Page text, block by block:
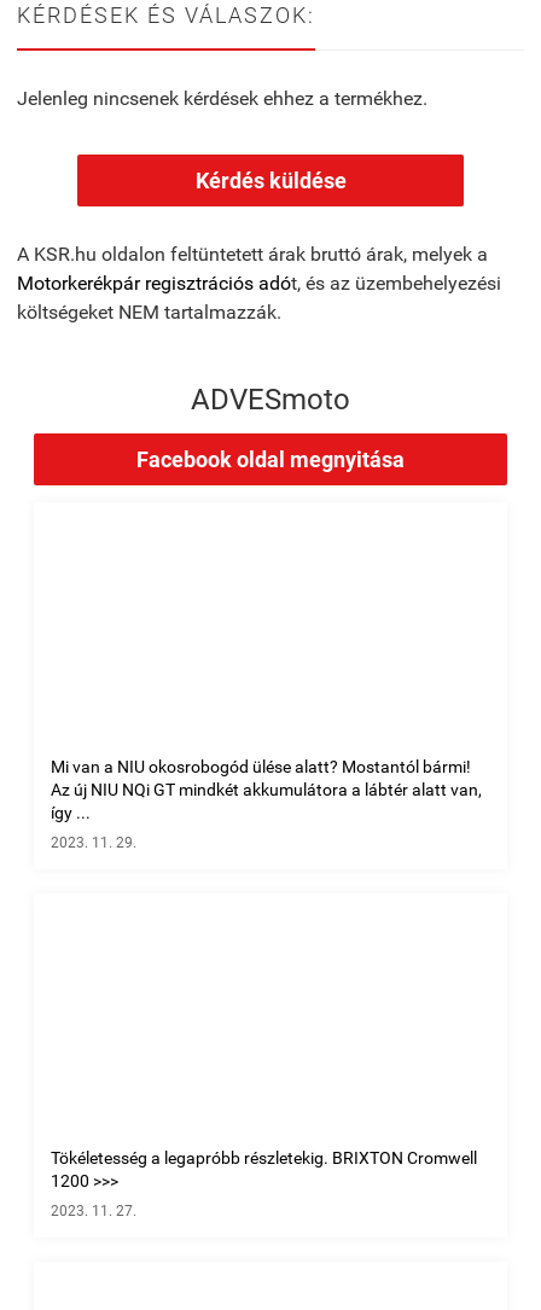
KÉRDÉSEK ÉS VÁLASZOK:
Jelenleg nincsenek kérdések ehhez a termékhez.
Kérdés küldése
A KSR.hu oldalon feltüntetett árak bruttó árak, melyek a
Motorkerékpár regisztrációs adót, és az üzembehelyezési
költségeket NEM tartalmazzák.
ADVESmoto
Facebook oldal megnyitása
Mi van a NIU okosrobogód ülése alatt? Mostantól bármi!
Az új NIU NQi GT mindkét akkumulátora a lábtér alatt van,
így ...
2023. 11. 29.
Tökéletesség a legapróbb részletekig. BRIXTON Cromwell
1200 >>>
2023. 11. 27.